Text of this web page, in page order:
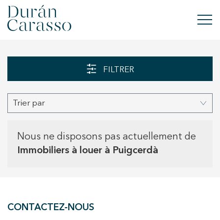
VENDRE
NOUVELLE CONSTRUCTION
CONTACT
FILTRER
Trier par
Nous ne disposons pas actuellement de
Immobiliers à louer à Puigcerdà
CONTACTEZ-NOUS